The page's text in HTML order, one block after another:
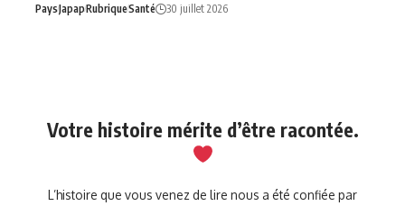
PaysJapapRubriqueSanté 30 juillet 2026
Votre histoire mérite d’être racontée.
L’histoire que vous venez de lire nous a été confiée par